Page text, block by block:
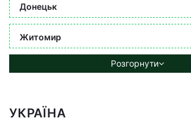
Донецьк
Житомир
Розгорнути
УКРАЇНА